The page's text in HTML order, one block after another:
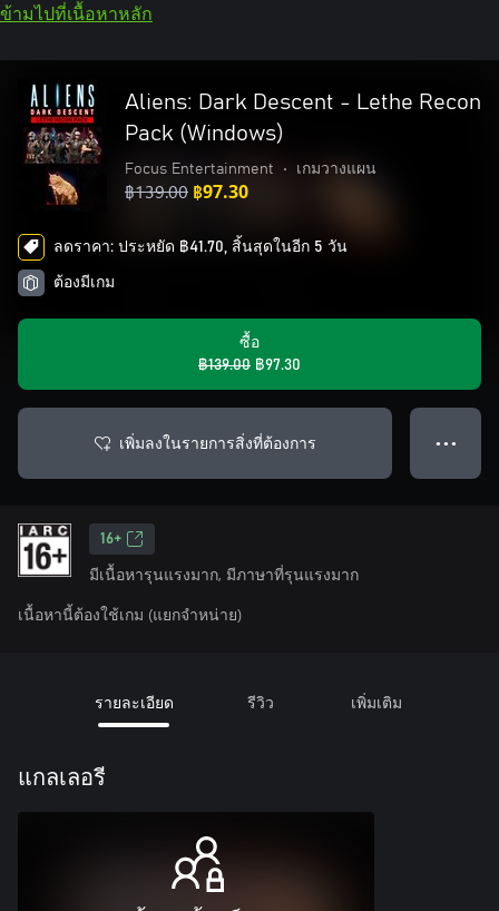
ข้ามไปที่เนื้อหาหลัก
Aliens: Dark Descent - Lethe Recon
Pack (Windows)
Focus Entertainment • เกมวางแผน
฿139.00 ฿97.30
ลดราคา: ประหยัด ฿41.70, สิ้นสุดในอีก 5 วัน
ต้องมีเกม
ซื้อ
฿139.00 ฿97.30
เพิ่มลงในรายการสิ่งที่ต้องการ ● ● ●
16+
มีเนื้อหารุนแรงมาก, มีภาษาที่รุนแรงมาก
เนื้อหานี้ต้องใช้เกม (แยกจำหน่าย)
รายละเอียด รีวิว เพิ่มเติม
แกลเลอรี